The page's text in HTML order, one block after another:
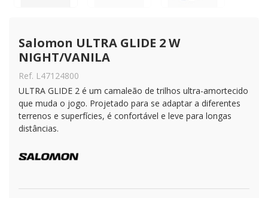
Salomon ULTRA GLIDE 2 W
NIGHT/VANILA
Ref. L47124800
ULTRA GLIDE 2 é um camaleão de trilhos ultra-amortecido
que muda o jogo. Projetado para se adaptar a diferentes
terrenos e superfícies, é confortável e leve para longas
distâncias.